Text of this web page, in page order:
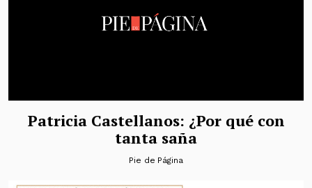
Patricia Castellanos: ¿Por qué con
tanta saña
Pie de Página